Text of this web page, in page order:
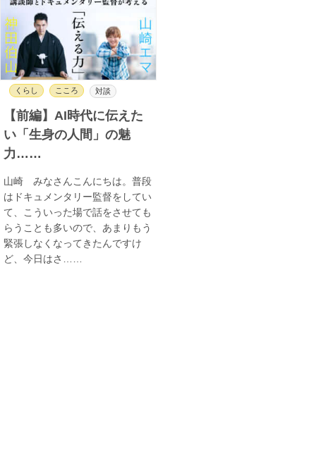
くらし こころ 対談
【前編】AI時代に伝えた
い「生身の人間」の魅
力……
山崎 みなさんこんにちは。普段
はドキュメンタリー監督をしてい
て、こういった場で話をさせても
らうことも多いので、あまりもう
緊張しなくなってきたんですけ
ど、今日はさ……